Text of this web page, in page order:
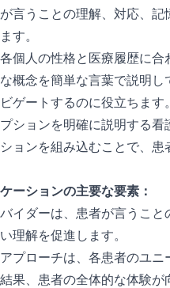
言うことの理解、対応、
す。
個人の性格と医療履歴に
概念を簡単な言葉で説明
ゲートするのに役立ちます。
ションを明確に説明する
ョンを組み込むことで、
ーションの主要な要素：
イダーは、患者が言うこ
理解を促進します。
アプローチは、各患者のユ
果、患者の全体的な体験が